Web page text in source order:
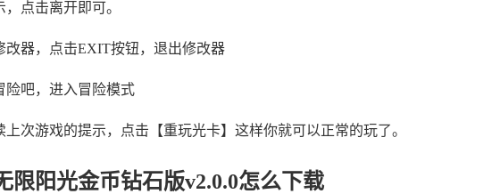
点击离开即可。
改器，点击EXIT按钮，退出修改器
险吧，进入冒险模式
次游戏的提示，点击【重玩光卡】这样你就可以正常的玩了。
限阳光金币钻石版v2.0.0怎么下载